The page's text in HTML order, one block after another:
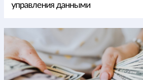
управления данными